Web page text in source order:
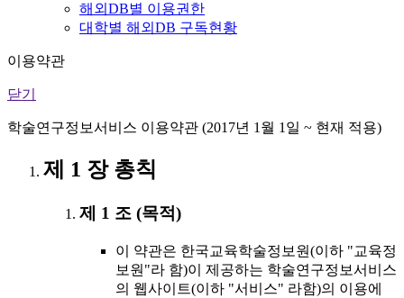
해외DB별 이용권한
대학별 해외DB 구독현황
이용약관
닫기
학술연구정보서비스 이용약관 (2017년 1월 1일 ~ 현재 적용)
제 1 장 총칙
제 1 조 (목적)
이 약관은 한국교육학술정보원(이하 "교육정
보원"라 함)이 제공하는 학술연구정보서비스
의 웹사이트(이하 "서비스" 라함)의 이용에